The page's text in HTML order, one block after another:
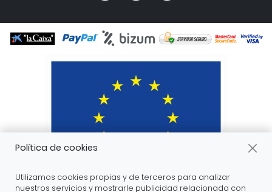
Política de cookies
Utilizamos cookies propias y de terceros para analizar
nuestros servicios y mostrarle publicidad relacionada con